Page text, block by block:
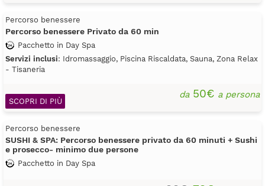
Percorso benessere
Percorso benessere Privato da 60 min
Pacchetto in Day Spa
Servizi inclusi: Idromassaggio, Piscina Riscaldata, Sauna, Zona Relax
- Tisaneria
da50€ a persona
SCOPRI DI PIÙ
Percorso benessere
SUSHI & SPA: Percorso benessere privato da 60 minuti + Sushi
e prosecco- minimo due persone
Pacchetto in Day Spa